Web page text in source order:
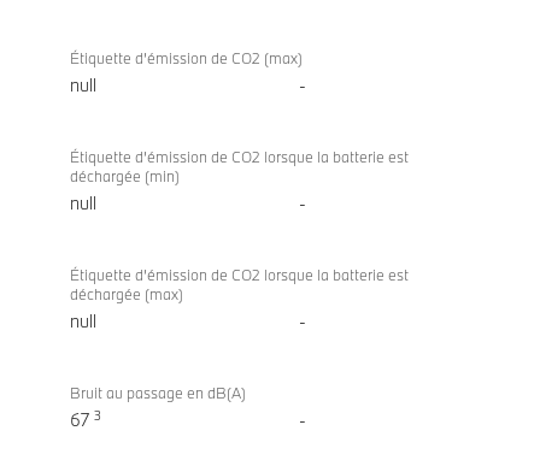
Étiquette d’émission de CO2 (max)
null -
Étiquette d’émission de CO2 lorsque la batterie est
déchargée (min)
null -
Étiquette d’émission de CO2 lorsque la batterie est
déchargée (max)
null -
Bruit au passage en dB(A)
67 3 -